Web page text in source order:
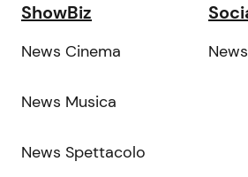
ShowBiz
News Cinema
News Musica
News Spettacolo